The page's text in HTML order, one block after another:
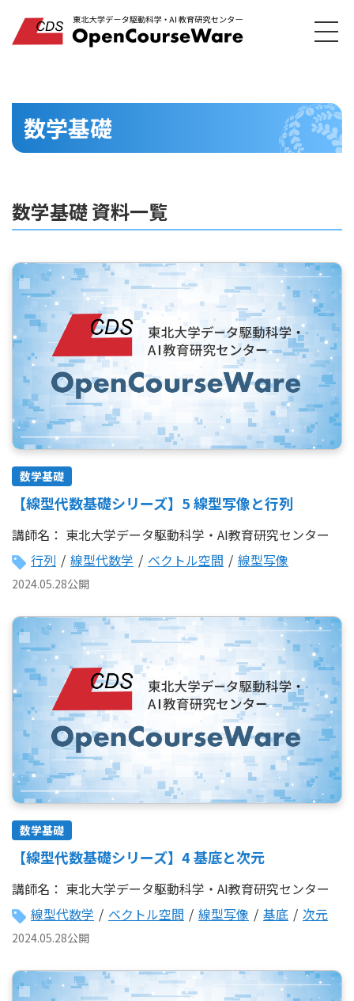
数学基礎
数学基礎 資料一覧
数学基礎
【線型代数基礎シリーズ】5 線型写像と行列
講師名： 東北大学データ駆動科学・AI教育研究センター
行列 / 線型代数学 / ベクトル空間 / 線型写像
2024.05.28公開
数学基礎
【線型代数基礎シリーズ】4 基底と次元
講師名： 東北大学データ駆動科学・AI教育研究センター
線型代数学 / ベクトル空間 / 線型写像 / 基底 / 次元
2024.05.28公開